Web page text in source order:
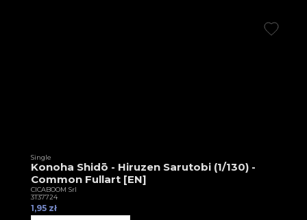
Single
Konoha Shidō - Hiruzen Sarutobi (1/130) -
Common Fullart [EN]
CICABOOM Srl
3T37724
1,95 zł